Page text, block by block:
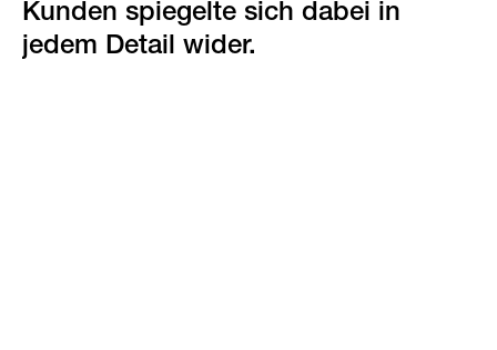
Kunden spiegelte sich dabei in
jedem Detail wider.